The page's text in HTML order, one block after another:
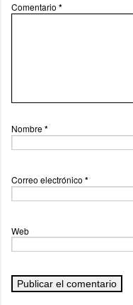
Comentario *
Nombre*
Correo electrónico *
Web